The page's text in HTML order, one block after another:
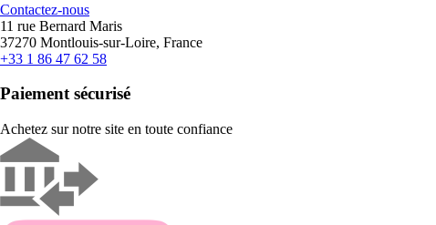
Contactez-nous
11 rue Bernard Maris
37270 Montlouis-sur-Loire, France
+33 1 86 47 62 58
Paiement sécurisé
Achetez sur notre site en toute confiance